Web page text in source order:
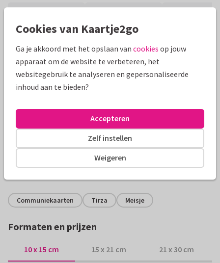
Productinformatie
Stijlvolle uitnodiging met een randje van kant boven en
onder, en als achtergrondkleur beige.
Communiekaarten Tirza Meisje
Formaten en prijzen
10 x 15 cm 15 x 21 cm 21 x 30 cm
Cookies van Kaartje2go
Ga je akkoord met het opslaan van cookies op jouw
apparaat om de website te verbeteren, het
websitegebruik te analyseren en gepersonaliseerde
inhoud aan te bieden?
Weigeren
Zelf instellen
Accepteren